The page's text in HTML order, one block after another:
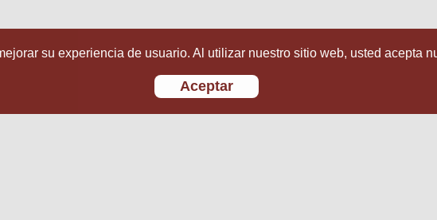
su experiencia de usuario. Al utilizar nuestro sitio web, usted acepta
Aceptar